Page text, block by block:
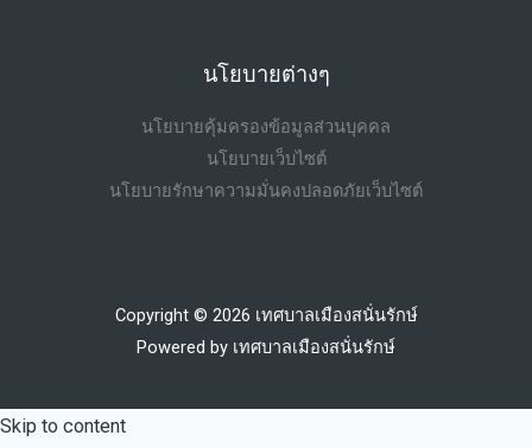
นโยบายต่างๆ
นโยบายคุ้มครองข้อมูลส่วนบุคคล
นโยบายเว็บไซต์
นโยบายรักษาความมั่นคงปลอดภัยเว็บไซต์
Copyright © 2026 เทศบาลเมืองสนั่นรักษ์
Powered by เทศบาลเมืองสนั่นรักษ์
Skip to content